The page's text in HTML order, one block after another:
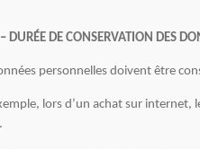
DURÉE DE CONSERVATION DES
personnelles doivent être
lors d’un achat sur internet,